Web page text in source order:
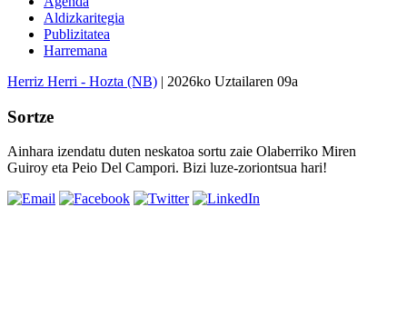
Aldizkaritegia
Publizitatea
Harremana
Herriz Herri - Hozta (NB) | 2026ko Uztailaren 09a
Sortze
Ainhara izendatu duten neskatoa sortu zaie Olaberriko Miren
Guiroy eta Peio Del Campori. Bizi luze-zoriontsua hari!